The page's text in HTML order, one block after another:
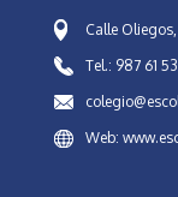
Calle
Tel.: 987 61 53
Web: